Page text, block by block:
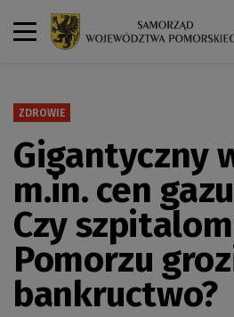
ZDROWIE
Gigantyczny
m.in. cen
Czy
Pomorzu
bankructwo?